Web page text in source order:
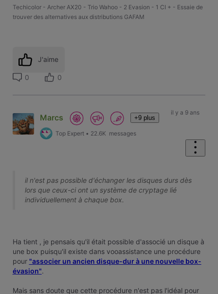
Techicolor - Archer AX20 - Trio Wahoo - 2 Evasion - 1 CI + - Essaie de
trouver des alternatives aux distributions GAFAM
J'aime
0 0
Marcs +9 plus
Top Expert • 22.6K messages
il y a 9 ans
il n'est pas possible d'échanger les disques durs dès
lors que ceux-ci ont un système de cryptage lié
individuellement à chaque box.
Ha tient , je pensais qu'il était possible d'associé un disque à
une box puisqu'il existe dans vooassistance une procédure
pour "associer un ancien disque-dur à une nouvelle box-
évasion".
Mais sans doute que cette procédure n'est pas l'idéal pour